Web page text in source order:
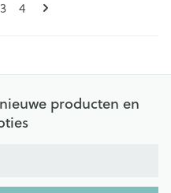
pagina
Pagina
3 Pagina
4
producten en